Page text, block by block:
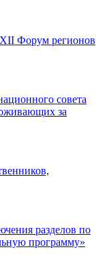
Форум регионов
совета
за
разделов по
программу»